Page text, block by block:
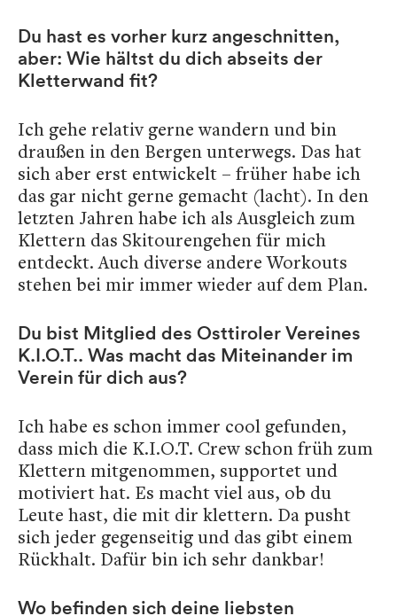
Du hast es vorher kurz angeschnitten,
aber: Wie hältst du dich abseits der
Kletterwand fit?
Ich gehe relativ gerne wandern und bin
draußen in den Bergen unterwegs. Das hat
sich aber erst entwickelt – früher habe ich
das gar nicht gerne gemacht (lacht). In den
letzten Jahren habe ich als Ausgleich zum
Klettern das Skitourengehen für mich
entdeckt. Auch diverse andere Workouts
stehen bei mir immer wieder auf dem Plan.
Du bist Mitglied des Osttiroler Vereines
K.I.O.T.. Was macht das Miteinander im
Verein für dich aus?
Ich habe es schon immer cool gefunden,
dass mich die K.I.O.T. Crew schon früh zum
Klettern mitgenommen, supportet und
motiviert hat. Es macht viel aus, ob du
Leute hast, die mit dir klettern. Da pusht
sich jeder gegenseitig und das gibt einem
Rückhalt. Dafür bin ich sehr dankbar!
Wo befinden sich deine liebsten